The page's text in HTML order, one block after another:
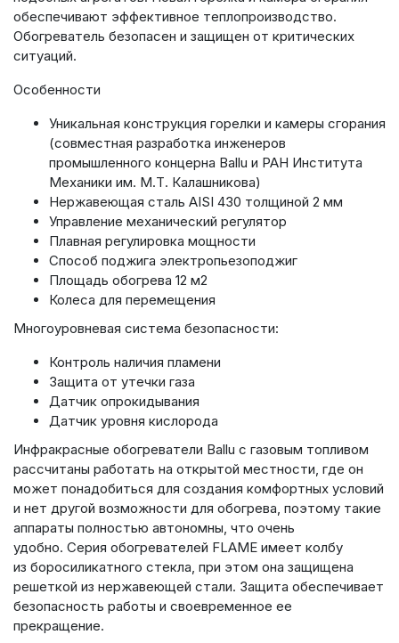
обеспечивают эффективное теплопроизводство.
Обогреватель безопасен и защищен от критических
ситуаций.
Особенности
Уникальная конструкция горелки и камеры сгорания
(совместная разработка инженеров
промышленного концерна Ballu и РАН Института
Механики им. М.Т. Калашникова)
Нержавеющая сталь AISI 430 толщиной 2 мм
Управление механический регулятор
Плавная регулировка мощности
Способ поджига электропьезоподжиг
Площадь обогрева 12 м2
Колеса для перемещения
Многоуровневая система безопасности:
Контроль наличия пламени
Защита от утечки газа
Датчик опрокидывания
Датчик уровня кислорода
Инфракрасные обогреватели Ballu с газовым топливом
рассчитаны работать на открытой местности, где он
может понадобиться для создания комфортных условий
и нет другой возможности для обогрева, поэтому такие
аппараты полностью автономны, что очень
удобно. Серия обогревателей FLAME имеет колбу
из боросиликатного стекла, при этом она защищена
решеткой из нержавеющей стали. Защита обеспечивает
безопасность работы и своевременное ее
прекращение.